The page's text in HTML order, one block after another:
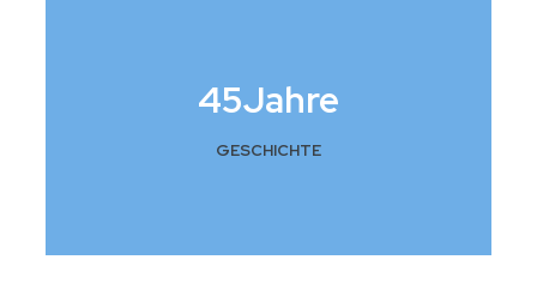
45Jahre
GESCHICHTE